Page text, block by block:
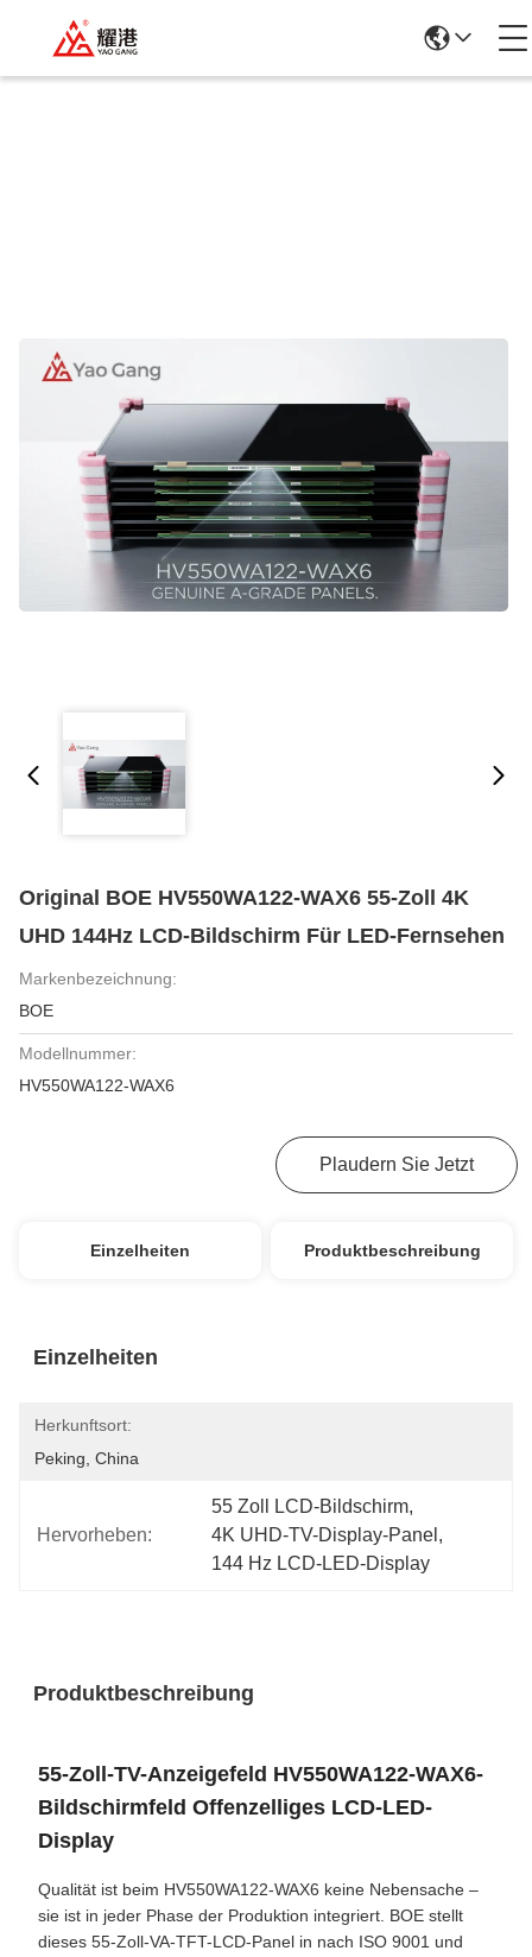
Original BOE HV550WA122-WAX6 55-Zoll 4K
UHD 144Hz LCD-Bildschirm Für LED-Fernsehen
Markenbezeichnung:
BOE
Modellnummer:
HV550WA122-WAX6
Plaudern Sie Jetzt
Einzelheiten Produktbeschreibung
Einzelheiten
Herkunftsort:
Peking, China
Hervorheben:
55 Zoll LCD-Bildschirm,
4K UHD-TV-Display-Panel ,
144 Hz LCD-LED-Display
Produktbeschreibung
55-Zoll-TV-Anzeigefeld HV550WA122-WAX6-
Bildschirmfeld Offenzelliges LCD-LED-
Display
Qualität ist beim HV550WA122-WAX6 keine Nebensache –
sie ist in jeder Phase der Produktion integriert. BOE stellt
dieses 55-Zoll-VA-TFT-LCD-Panel in nach ISO 9001 und